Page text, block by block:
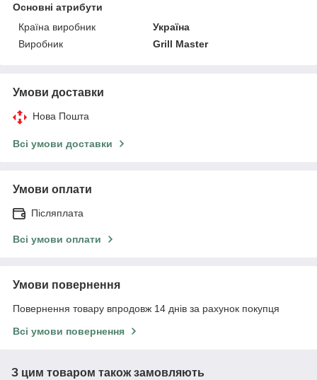
Основні атрибути
Країна виробник
Україна
Виробник
Grill Master
Умови доставки
Нова Пошта
Всі умови доставки
Умови оплати
Післяплата
Всі умови оплати
Умови повернення
Повернення товару впродовж 14 днів за рахунок покупця
Всі умови повернення
З цим товаром також замовляють